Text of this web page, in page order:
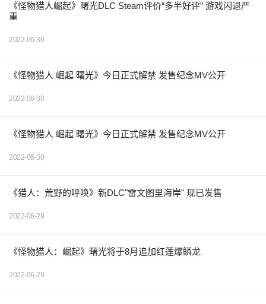
《怪物猎人崛起》曙光DLC Steam评价“多半好评” 游戏闪退严
重
2022-06-30
《怪物猎人 崛起 曙光》今日正式解禁 发售纪念MV公开
2022-06-30
《怪物猎人 崛起 曙光》今日正式解禁 发售纪念MV公开
2022-06-30
《猎人：荒野的呼唤》新DLC"雷文图里海岸" 现已发售
2022-06-29
《怪物猎人：崛起》曙光将于8月追加红莲爆鳞龙
2022-06-29